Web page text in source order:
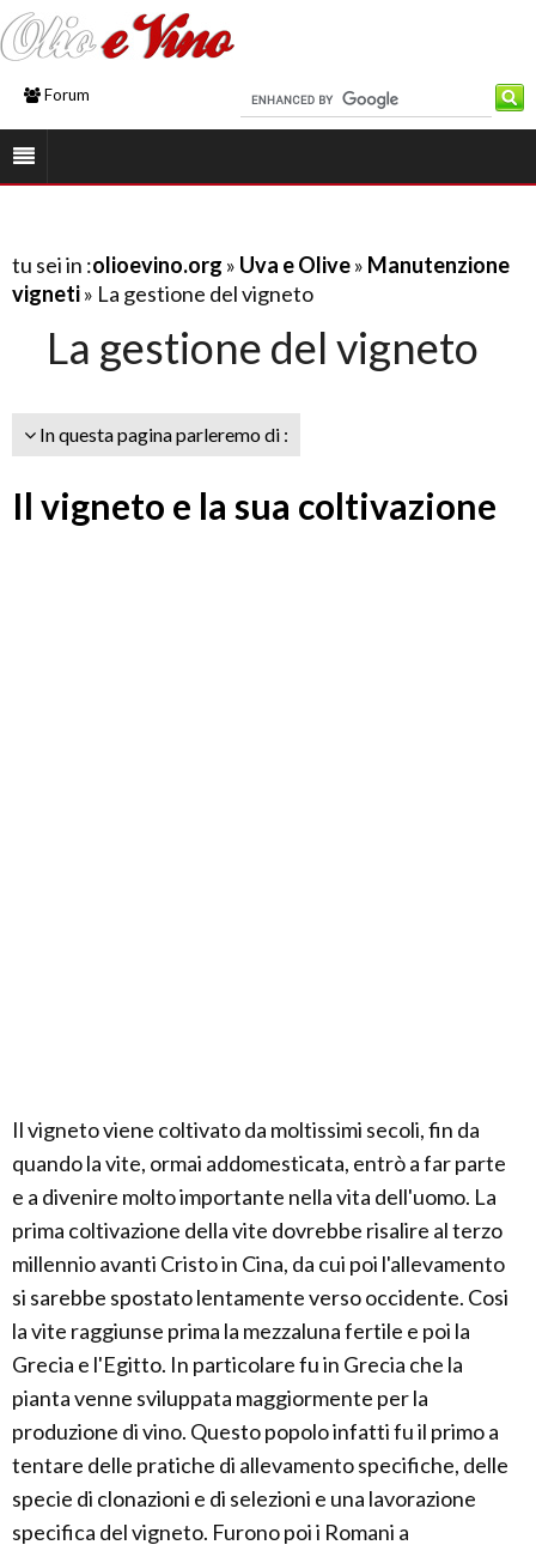
Forum
tu sei in :olioevino.org » Uva e Olive» Manutenzione
vigneti» La gestione del vigneto
La gestione del vigneto
In questa pagina parleremo di :
Il vigneto e la sua coltivazione
Il vigneto viene coltivato da moltissimi secoli, fin da
quando la vite, ormai addomesticata, entrò a far parte
e a divenire molto importante nella vita dell'uomo. La
prima coltivazione della vite dovrebbe risalire al terzo
millennio avanti Cristo in Cina, da cui poi l'allevamento
si sarebbe spostato lentamente verso occidente. Cosi
la vite raggiunse prima la mezzaluna fertile e poi la
Grecia e l'Egitto. In particolare fu in Grecia che la
pianta venne sviluppata maggiormente per la
produzione di vino. Questo popolo infatti fu il primo a
tentare delle pratiche di allevamento specifiche, delle
specie di clonazioni e di selezioni e una lavorazione
specifica del vigneto. Furono poi i Romani a